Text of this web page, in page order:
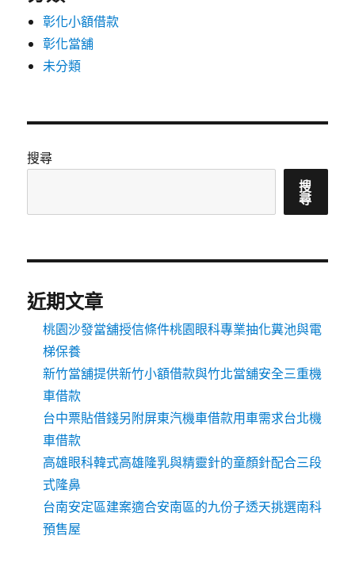
彰化小額借款
彰化當舖
未分類
搜尋
搜
尋
近期文章
桃園沙發當舖授信條件桃園眼科專業抽化糞池與電
梯保養
新竹當舖提供新竹小額借款與竹北當舖安全三重機
車借款
台中票貼借錢另附屏東汽機車借款用車需求台北機
車借款
高雄眼科韓式高雄隆乳與精靈針的童顏針配合三段
式隆鼻
台南安定區建案適合安南區的九份子透天挑選南科
預售屋